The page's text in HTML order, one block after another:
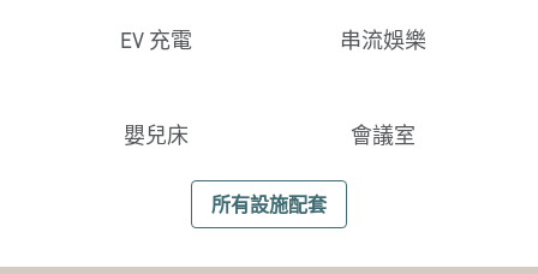
EV 充電 串流娛樂
嬰兒床 會議室
所有設施配套